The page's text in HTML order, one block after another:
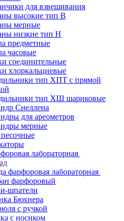
для взвешивания
высокие тип В
мерные
низкие тип Н
предметные
часовые
соединительные
хлоркальциевые
тип ХПТ с прямой
тип ХШ шариковые
Снеллена
для ареометров
мерные
лабораторная
фарфоровая лабораторная
фарфоровый
шпатели
Бюхнера
с ручкой
с носиком